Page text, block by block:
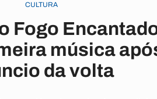
CULTURA
Fogo
música
da volta